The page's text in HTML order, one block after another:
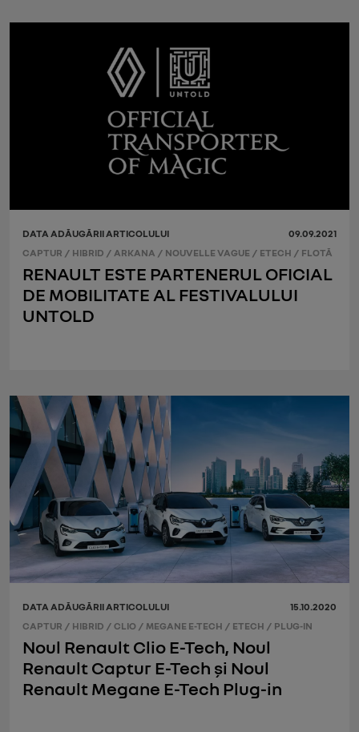
DATA ADĂUGĂRII ARTICOLULUI
09.09.2021
CAPTUR / HIBRID / ARKANA / NOUVELLE VAGUE / ETECH / FLOTĂ
RENAULT ESTE PARTENERUL OFICIAL
DE MOBILITATE AL FESTIVALULUI
UNTOLD
DATA ADĂUGĂRII ARTICOLULUI
15.10.2020
CAPTUR / HIBRID / CLIO / MEGANE E-TECH / ETECH / PLUG-IN
Noul Renault Clio E-Tech, Noul
Renault Captur E-Tech și Noul
Renault Megane E-Tech Plug-in